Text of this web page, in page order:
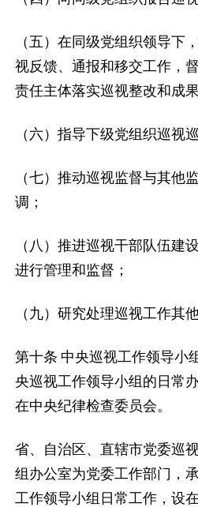
（五）在同级党组织领导下
视反馈、通报和移交工作，
责任主体落实巡视整改和成
（六）指导下级党组织巡视
（七）推动巡视监督与其他
调；
（八）推进巡视干部队伍建
进行管理和监督；
（九）研究处理巡视工作其
第十条 中央巡视工作领导小
央巡视工作领导小组的日常
在中央纪律检查委员会。
省、自治区、直辖市党委巡
组办公室为党委工作部门，
工作领导小组日常工作，设